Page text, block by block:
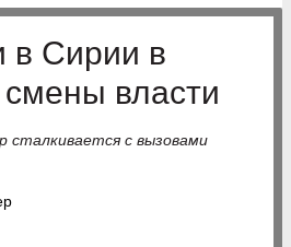
в Сирии в
власти
сталкивается с вызовами